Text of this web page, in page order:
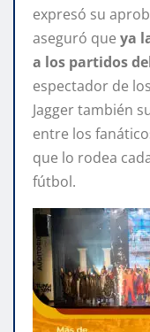
expresó su
aseguró que ya
a los partidos
espectador de
Jagger también
entre los
que lo rodea
fútbol.